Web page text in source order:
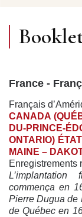
France -
Français
CANADA
DU-PRINCE-
ONTARIO)
MAINE –
Enregistrements
commença en
Pierre Dugua de
de Québec en